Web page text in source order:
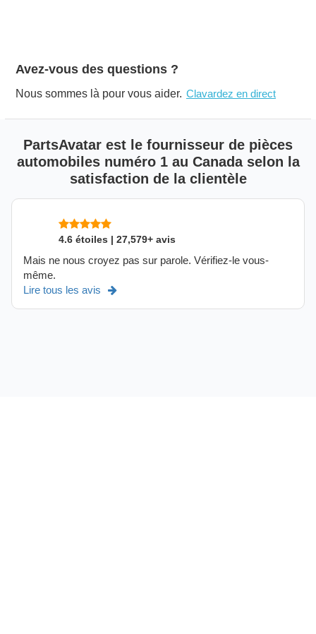
Avez-vous des questions ?
Nous sommes là pour vous aider. Clavardez en direct
PartsAvatar est le fournisseur de pièces
automobiles numéro 1 au Canada selon la
satisfaction de la clientèle
4.6 étoiles | 27,579+ avis
Mais ne nous croyez pas sur parole. Vérifiez-le vous-
même.
Lire tous les avis